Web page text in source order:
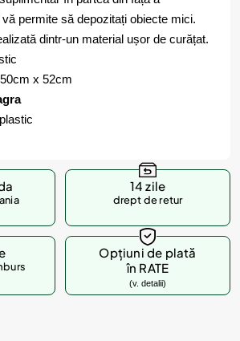
permite să depozitați obiecte mici.
dintr-un material ușor de curățat.
x 52cm
14 zile
drept de retur
Opțiuni de plată
în RATE
(v. detalii)